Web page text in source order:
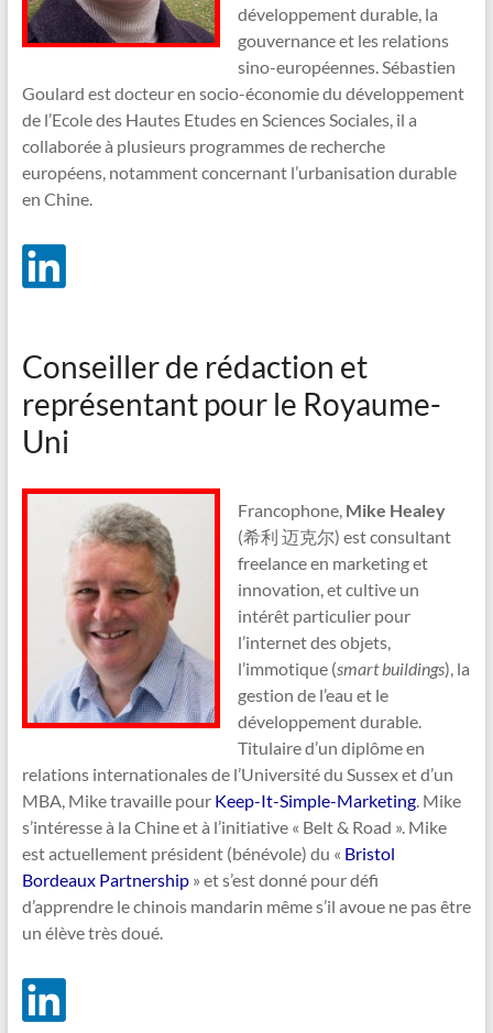
développement durable, la
gouvernance et les relations
sino-européennes. Sébastien
Goulard est docteur en socio-économie du développement
de l’Ecole des Hautes Etudes en Sciences Sociales, il a
collaborée à plusieurs programmes de recherche
européens, notamment concernant l’urbanisation durable
en Chine.
Conseiller de rédaction et
représentant pour le Royaume-
Uni
Francophone, Mike Healey
(希利 迈克尔) est consultant
freelance en marketing et
innovation, et cultive un
intérêt particulier pour
l’internet des objets,
l’immotique (smart buildings), la
gestion de l’eau et le
développement durable.
Titulaire d’un diplôme en
relations internationales de l’Université du Sussex et d’un
MBA, Mike travaille pour Keep-It-Simple-Marketing. Mike
s’intéresse à la Chine et à l’initiative « Belt & Road ». Mike
est actuellement président (bénévole) du « Bristol
Bordeaux Partnership» et s’est donné pour défi
d’apprendre le chinois mandarin même s’il avoue ne pas être
un élève très doué.